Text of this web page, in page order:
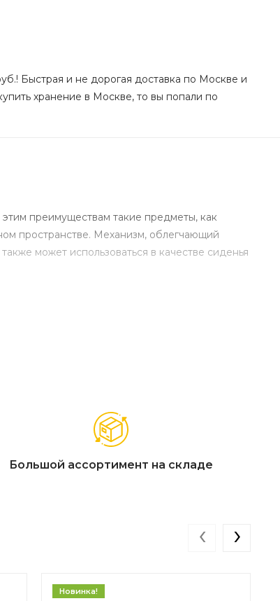
Быстрая и не дорогая доставка по Москве и
хранение в Москве, то вы попали по
преимуществам такие предметы, как
пространстве. Механизм, облегчающий
может использоваться в качестве сиденья
Большой ассортимент на складе
Новинка!
‹ ›